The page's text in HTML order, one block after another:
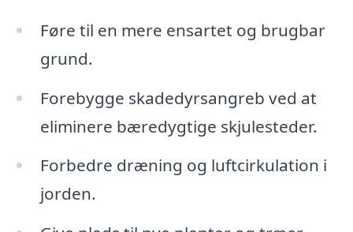
Føre til en mere ensartet og brugbar
grund.
Forebygge skadedyrsangreb ved at
eliminere bæredygtige skjulesteder.
Forbedre dræning og luftcirkulation i
jorden.